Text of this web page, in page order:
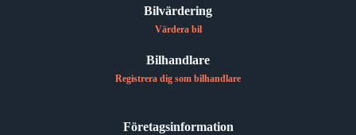
Bilvärdering
Värdera bil
Bilhandlare
Registrera dig som bilhandlare
Företagsinformation